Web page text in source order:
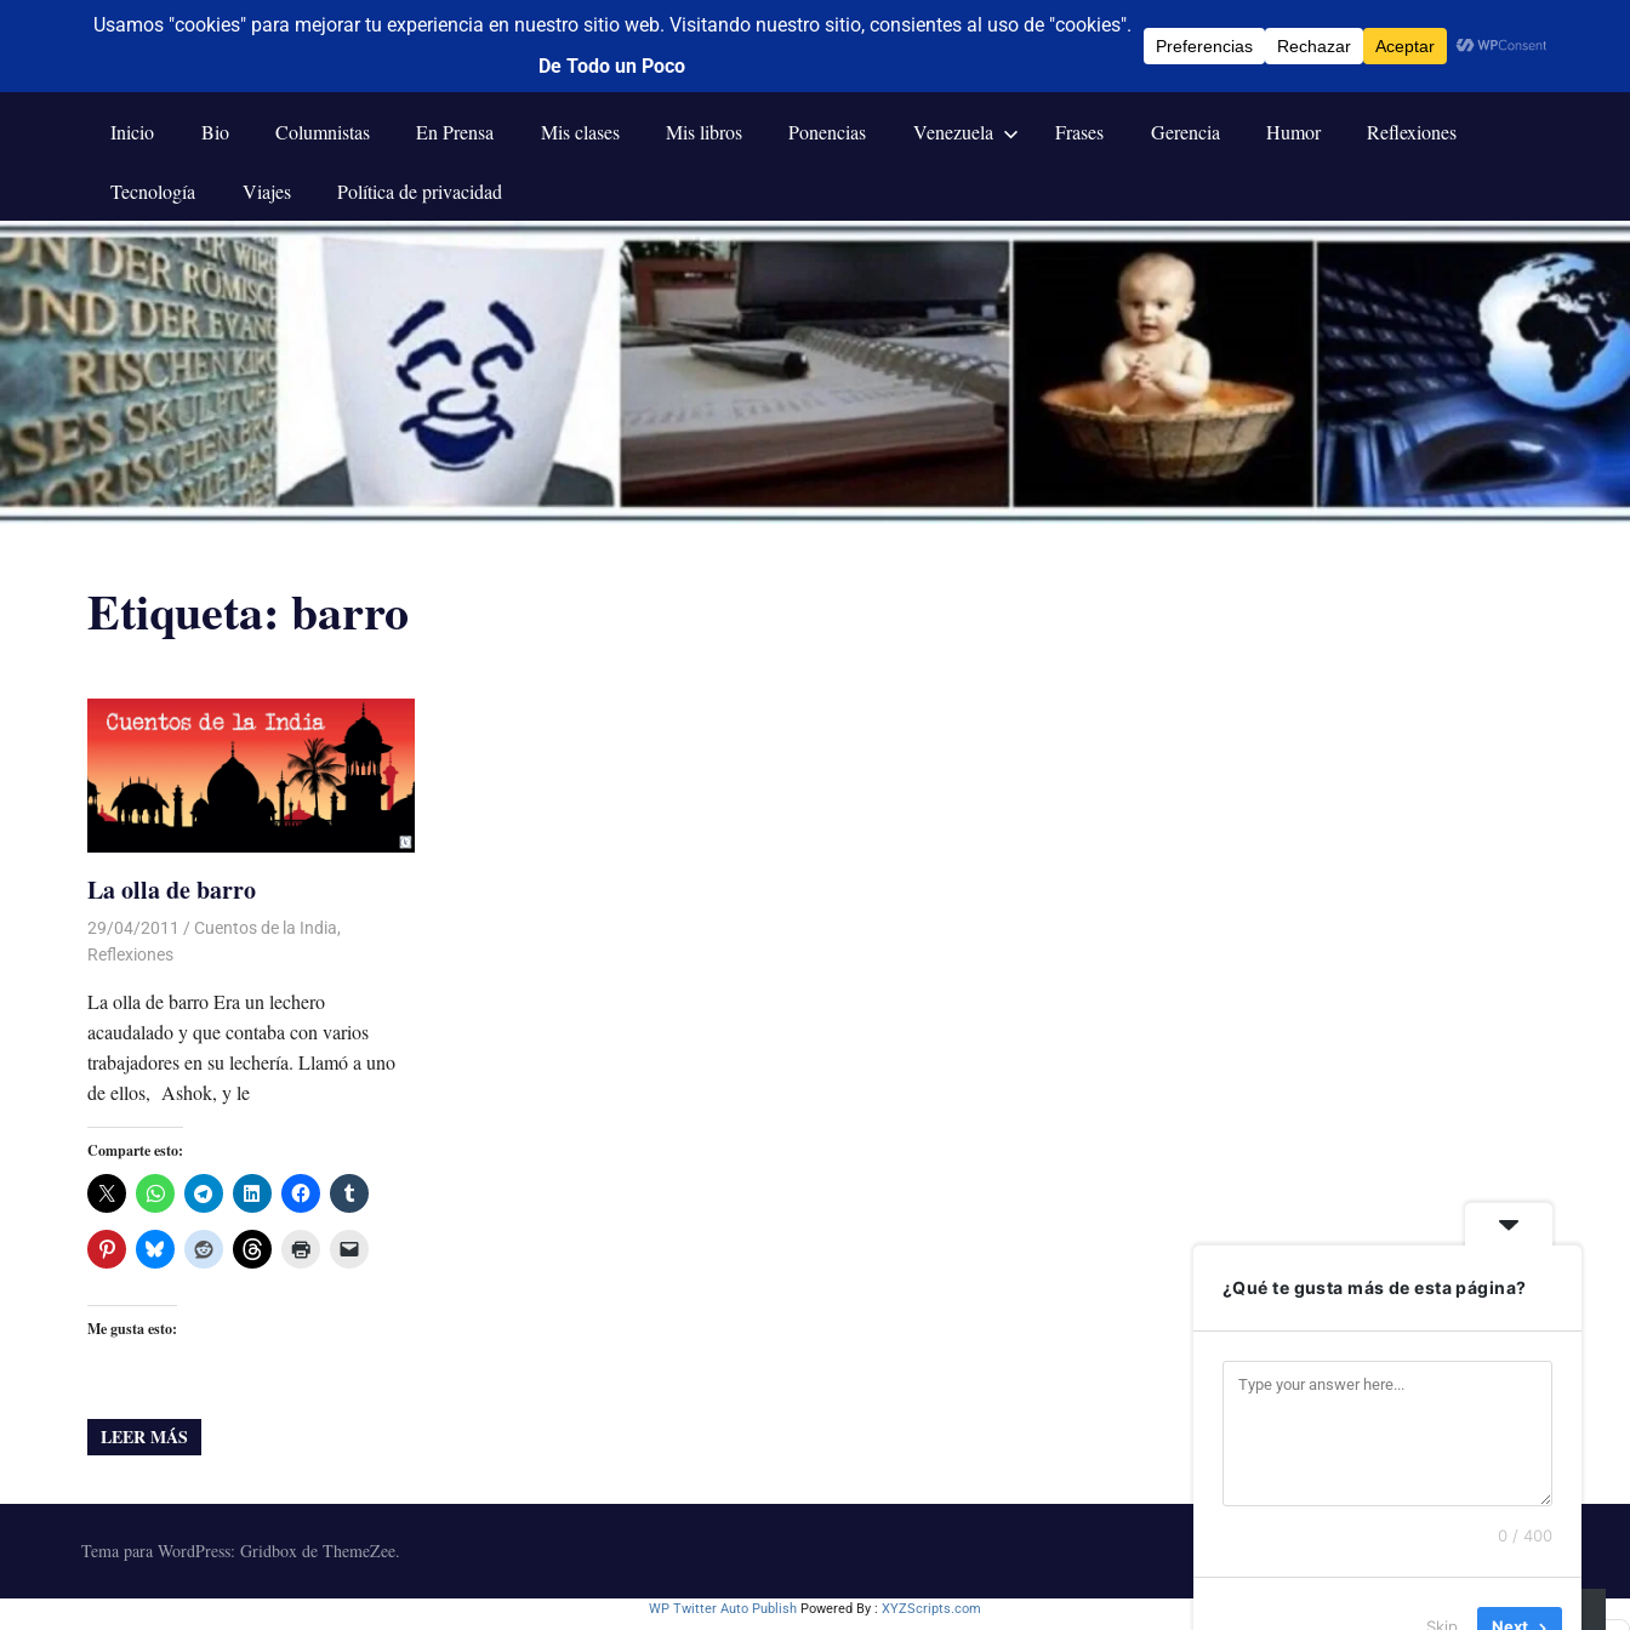
Saltar
al
contenido
De todo un poco
Frases,
Humor,
Tecnología
y
Viajes
Inicio Bio Columnistas En Prensa Mis clases Mis libros Ponencias Venezuela Frases Gerencia Humor Reflexiones
Tecnología Viajes Política de privacidad
Etiqueta: barro
La olla de barro
29/04/2011 Luis Castellanos
Cuentos de la India,
Reflexiones
La olla de barro Era un lechero
acaudalado y que contaba con varios
trabajadores en su lechería. Llamó a uno
de ellos, Ashok, y le
Comparte esto:
Me gusta esto:
LEER MÁS
Tema para WordPress: Gridbox de ThemeZee.
WP Twitter Auto Publish Powered By : XYZScripts.com SUSCRIBIRSE
¿Qué te gusta más de esta página?
0 / 400